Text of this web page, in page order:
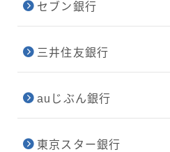
セブン銀行
三井住友銀行
auじぶん銀行
東京スター銀行